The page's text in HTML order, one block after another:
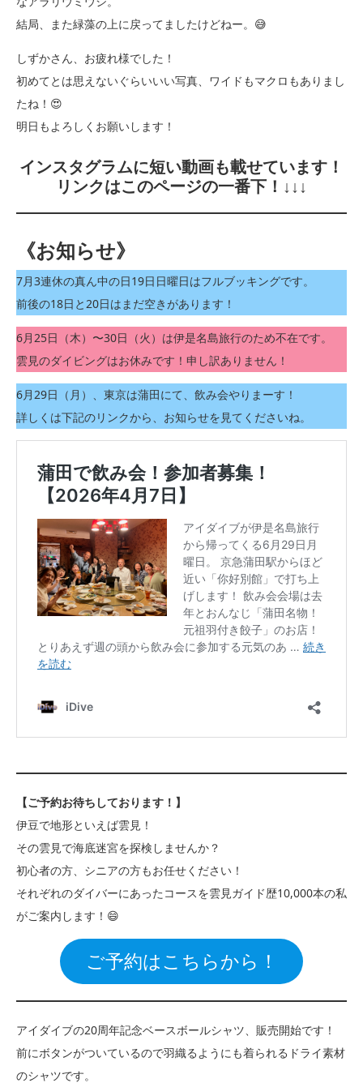
結局、また緑藻の上に戻ってましたけどねー。😅
しずかさん、お疲れ様でした！
初めてとは思えないぐらいいい写真、ワイドもマクロもありまし
たね！😍
明日もよろしくお願いします！
インスタグラムに短い動画も載せています！
リンクはこのページの一番下！↓↓↓
《お知らせ》
7月3連休の真ん中の日19日日曜日はフルブッキングです。
前後の18日と20日はまだ空きがあります！
6月25日（木）〜30日（火）は伊是名島旅行のため不在です。
雲見のダイビングはお休みです！申し訳ありません！
6月29日（月）、東京は蒲田にて、飲み会やりまーす！
詳しくは下記のリンクから、お知らせを見てくださいね。
【ご予約お待ちしております！】
伊豆で地形といえば雲見！
その雲見で海底迷宮を探検しませんか？
初心者の方、シニアの方もお任せください！
それぞれのダイバーにあったコースを雲見ガイド歴10,000本の私
がご案内します！😄
ご予約はこちらから！
アイダイブの20周年記念ベースボールシャツ、販売開始です！
前にボタンがついているので羽織るようにも着られるドライ素材
のシャツです。